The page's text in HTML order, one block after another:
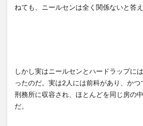
ねても、ニールセンは全く関係ないと答え
しかし実はニールセンとハードラップに
ったのだ。実は2人には前科があり、かつ
刑務所に収容され、ほとんどを同じ房の
だ。